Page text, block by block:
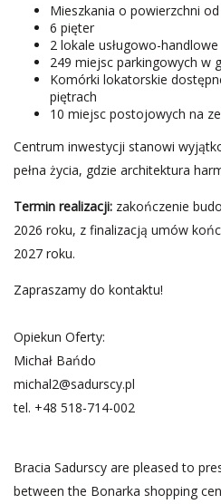
Mieszkania o powierzchni
6 pięter
2 lokale usługowo-handlowe
249 miejsc parkingowych w
Komórki lokatorskie
piętrach
10 miejsc postojowych na
Centrum inwestycji stanowi
pełna życia, gdzie architektura
Termin realizacji: zakończenie
2026 roku, z finalizacją umów
2027 roku.
Zapraszamy do kontaktu!
Opiekun Oferty:
Michał Bańdo
michal2@sadurscy.pl
tel. +48 518-714-002
Bracia Sadurscy are pleased to
between the Bonarka shopping